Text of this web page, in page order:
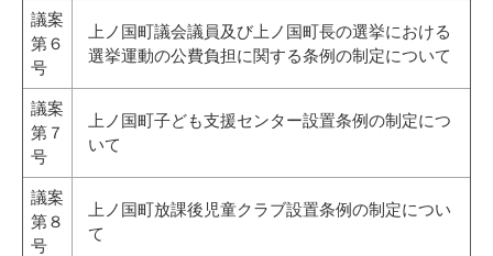
議案
第６
号
上ノ国町議会議員及び上ノ国町長の選挙における
選挙運動の公費負担に関する条例の制定について
議案
第７
号
上ノ国町子ども支援センター設置条例の制定につ
いて
議案
第８
号
上ノ国町放課後児童クラブ設置条例の制定につい
て